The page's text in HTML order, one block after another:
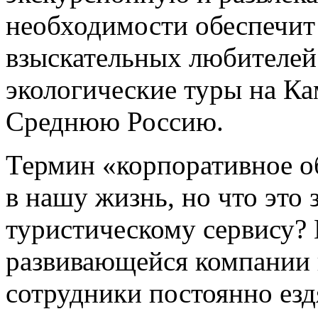
необходимости
взыскательных
экологические туры на
Среднюю Россию.
Термин «корпоративное
в нашу жизнь, но что это
туристическому
развивающейся компании
сотрудники постоянно